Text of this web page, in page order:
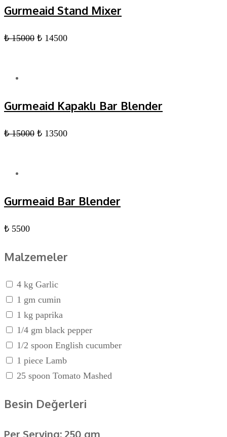
Gurmeaid Stand Mixer
₺15000 ₺ 14500
Gurmeaid Kapaklı Bar Blender
₺15000 ₺ 13500
Gurmeaid Bar Blender
₺ 5500
Malzemeler
4 kg Garlic
1 gm cumin
1 kg paprika
1/4 gm black pepper
1/2 spoon English cucumber
1 piece Lamb
25 spoon Tomato Mashed
Besin Değerleri
Per Serving: 250 gm